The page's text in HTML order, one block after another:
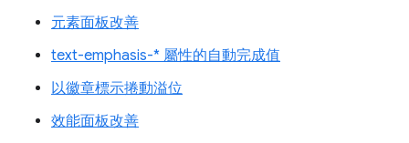
元素面板改善
text-emphasis-* 屬性的自動完成值
以徽章標示捲動溢位
效能面板改善